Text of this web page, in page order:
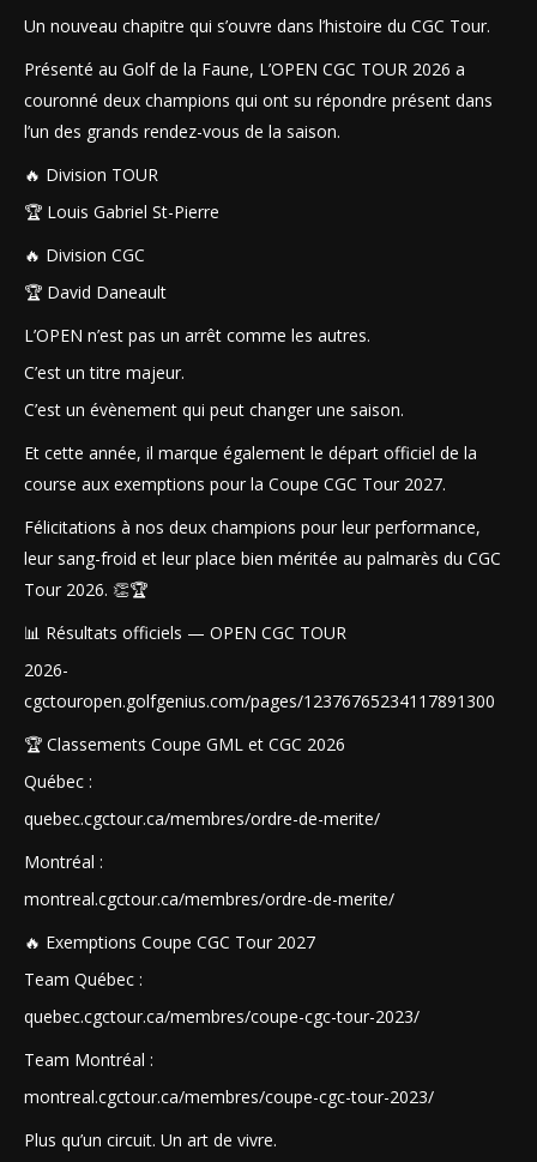
Un nouveau chapitre qui s’ouvre dans l’histoire du CGC Tour.
Présenté au Golf de la Faune, L’OPEN CGC TOUR 2026 a
couronné deux champions qui ont su répondre présent dans
l’un des grands rendez-vous de la saison.
🔥 Division TOUR
🏆 Louis Gabriel St-Pierre
🔥 Division CGC
🏆 David Daneault
L’OPEN n’est pas un arrêt comme les autres.
C’est un titre majeur.
C’est un évènement qui peut changer une saison.
Et cette année, il marque également le départ officiel de la
course aux exemptions pour la Coupe CGC Tour 2027.
Félicitations à nos deux champions pour leur performance,
leur sang-froid et leur place bien méritée au palmarès du CGC
Tour 2026. 👏🏆
📊 Résultats officiels — OPEN CGC TOUR
2026-
cgctouropen.golfgenius.com/pages/12376765234117891300
🏆 Classements Coupe GML et CGC 2026
Québec :
quebec.cgctour.ca/membres/ordre-de-merite/
Montréal :
montreal.cgctour.ca/membres/ordre-de-merite/
🔥 Exemptions Coupe CGC Tour 2027
Team Québec :
quebec.cgctour.ca/membres/coupe-cgc-tour-2023/
Team Montréal :
montreal.cgctour.ca/membres/coupe-cgc-tour-2023/
Plus qu’un circuit. Un art de vivre.